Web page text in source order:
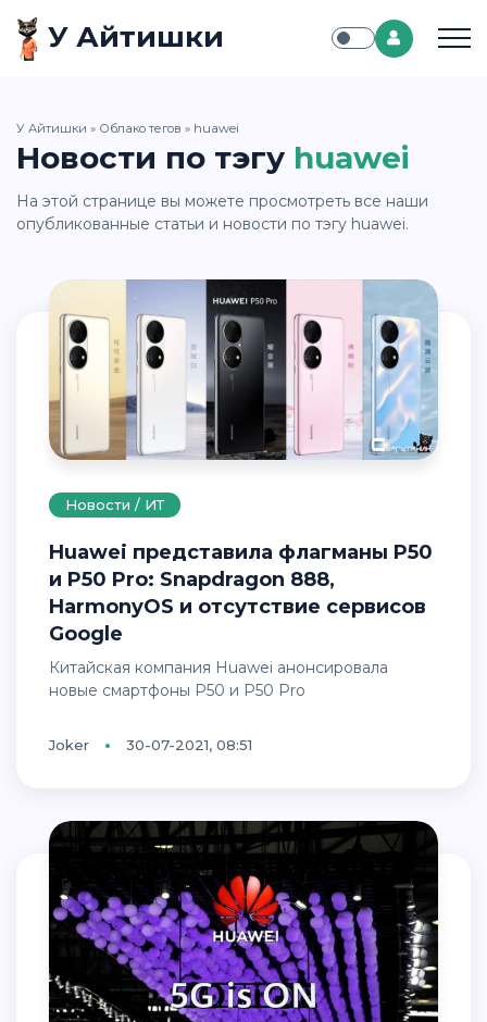
У Айтишки
У Айтишки » Облако тегов » huawei
Новости по тэгу huawei
На этой странице вы можете просмотреть все наши
опубликованные статьи и новости по тэгу huawei.
Новости / ИТ
Huawei представила флагманы P50
и P50 Pro: Snapdragon 888,
HarmonyOS и отсутствие сервисов
Google
Китайская компания Huawei анонсировала
новые смартфоны P50 и P50 Pro
Joker 30-07-2021, 08:51